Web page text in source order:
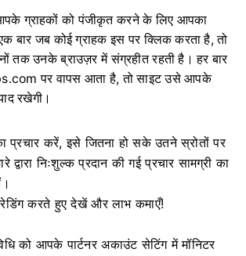
ग्राहकों को पंजीकृत करने के लिए आपका
बार जब कोई ग्राहक इस पर क्लिक करता है, तो
तक उनके ब्राउज़र में संग्रहीत रहती है। हर बार
पर वापस आता है, तो साइट उसे आपके
रखेगी।
करें, इसे जितना हो सके उतने स्रोतों पर
निःशुल्क प्रदान की गई प्रचार सामग्री का
करते हुए देखें और लाभ कमाएँ!
को आपके पार्टनर अकाउंट सेटिंग में मॉनिटर